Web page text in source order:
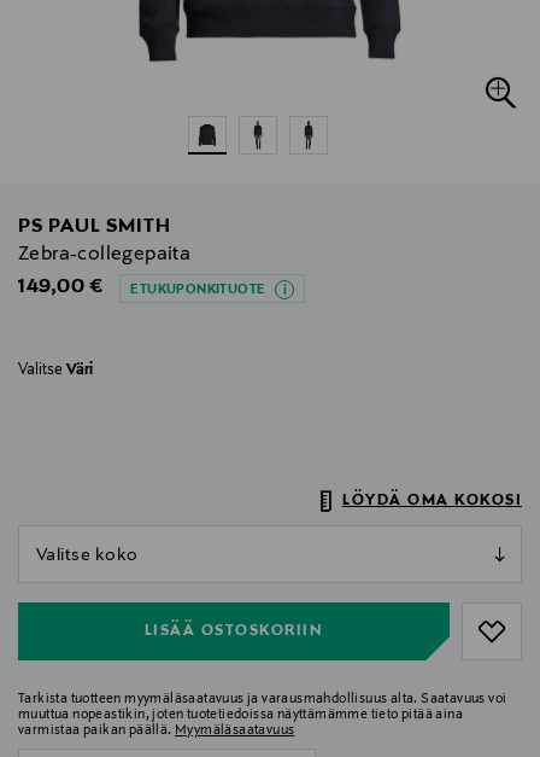
PS PAUL SMITH
Zebra-collegepaita
Original Price
149,00 € ETUKUPONKITUOTE
Valitse Väri
LÖYDÄ OMA KOKOSI
LISÄÄ OSTOSKORIIN
Tarkista tuotteen myymäläsaatavuus ja varausmahdollisuus alta. Saatavuus voi
muuttua nopeastikin, joten tuotetiedoissa näyttämämme tieto pitää aina
varmistaa paikan päällä. Myymäläsaatavuus